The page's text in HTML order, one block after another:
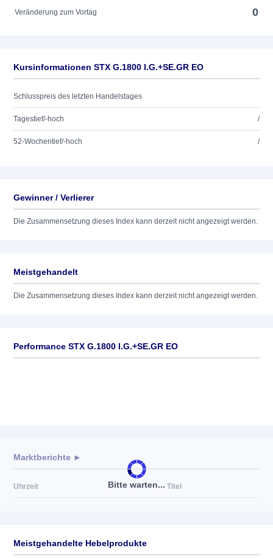
Veränderung zum Vortag 0
Kursinformationen STX G.1800 I.G.+SE.GR EO
Schlusspreis des letzten Handelstages
Tagestief/-hoch /
52-Wochentief/-hoch /
Gewinner / Verlierer
Die Zusammensetzung dieses Index kann derzeit nicht angezeigt werden.
Meistgehandelt
Die Zusammensetzung dieses Index kann derzeit nicht angezeigt werden.
Performance STX G.1800 I.G.+SE.GR EO
Bitte warten...
Marktberichte ►
Uhrzeit Titel
Meistgehandelte Hebelprodukte